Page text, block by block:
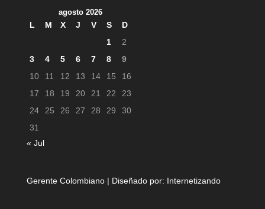
agosto 2026
L M X J V S
D
1
2
3
4 5 6 7 8
9
10
11 12 13 14 15
16
17
18 19 20 21 22
23
24
25 26 27 28 29
30
31
« Jul
Gerente Colombiano | Diseñado por: Internetizando